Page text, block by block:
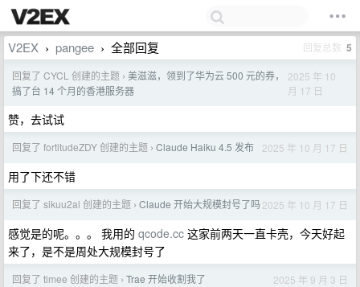
V2EX › pangee › 全部回复 回复总数 5
回复了 CYCL 创建的主题 › 美滋滋，领到了华为云 500 元的券，
搞了台 14 个月的香港服务器
2025 年 10
月 17 日
赞，去试试
回复了 fortitudeZDY 创建的主题 › Claude Haiku 4.5 发布 2025 年 10 月 17 日
用了下还不错
回复了 sikuu2al 创建的主题 › Claude 开始大规模封号了吗2025 年 10 月 17 日
感觉是的呢。。。 我用的 qcode.cc 这家前两天一直卡壳，今天好起
来了，是不是周处大规模封号了
回复了 timee 创建的主题 › Trae 开始收割我了 2025 年 9 月 3 日